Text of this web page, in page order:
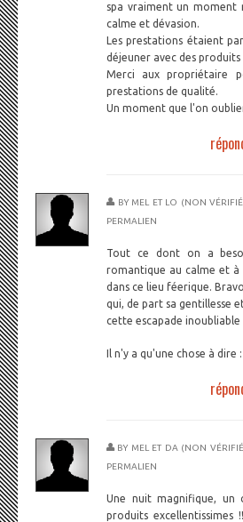
spa vraiment un moment
calme et dévasion.
Les prestations étaient
déjeuner avec des produits
Merci aux propriétaire
prestations de qualité.
Un moment que l'on
BY MEL ET LO (NON
PERMALIEN
Tout ce dont on a
romantique au calme et à
dans ce lieu féerique.
qui, de part sa gentillesse
cette escapade inoubliable
Il n'y a qu'une chose à dire
BY MEL ET DA (NON
PERMALIEN
Une nuit magnifique, un
produits excellentissimes